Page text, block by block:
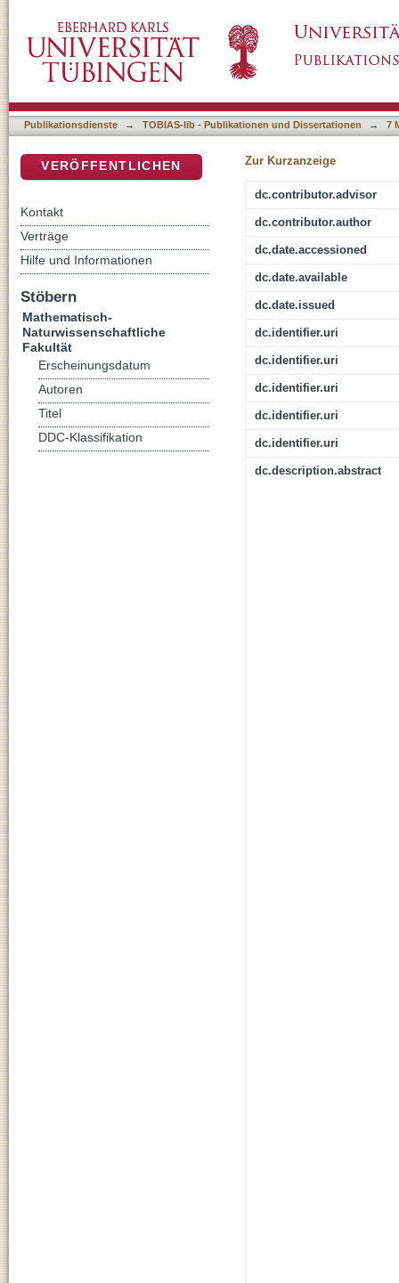
Synaptopathy
Publikationsdienste → TOBIAS-lib - Publikationen und Dissertationen → 7
Zur Kurzanzeige
dc.contributor.advisor
dc.contributor.author
dc.date.accessioned
dc.date.available
dc.date.issued
dc.identifier.uri
dc.identifier.uri
dc.identifier.uri
dc.identifier.uri
dc.identifier.uri
dc.description.abstract
VERÖFFENTLICHEN
Kontakt
Verträge
Hilfe und Informationen
Stöbern
Mathematisch-
Naturwissenschaftliche
Fakultät
Erscheinungsdatum
Autoren
Titel
DDC-Klassifikation